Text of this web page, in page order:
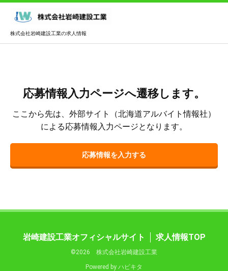
株式会社岩崎建設工業の求人情報
応募情報入力ページへ遷移します。
ここから先は、外部サイト（北海道アルバイト情報社）
による応募情報入力ページとなります。
応募情報を入力する
岩崎建設工業オフィシャルサイト 求人情報TOP
©2026 株式会社岩崎建設工業
Powered by ハピキタ